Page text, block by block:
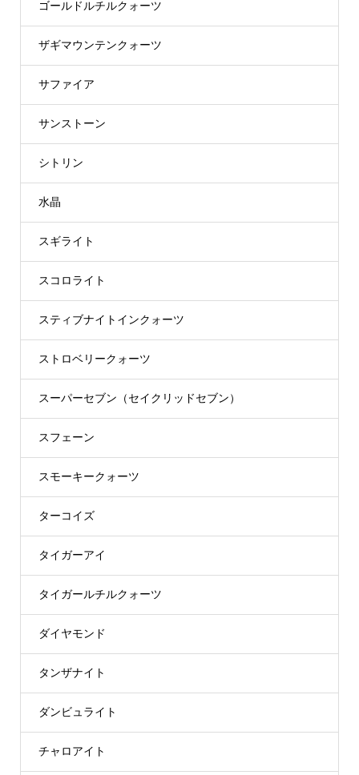
ゴールドルチルクォーツ
ザギマウンテンクォーツ
サファイア
サンストーン
シトリン
水晶
スギライト
スコロライト
スティブナイトインクォーツ
ストロベリークォーツ
スーパーセブン（セイクリッドセブン）
スフェーン
スモーキークォーツ
ターコイズ
タイガーアイ
タイガールチルクォーツ
ダイヤモンド
タンザナイト
ダンビュライト
チャロアイト